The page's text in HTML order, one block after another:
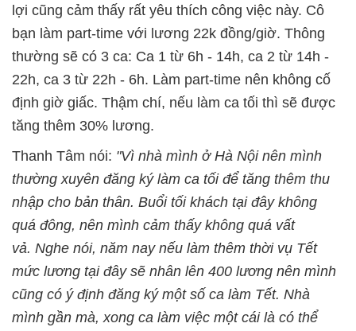
lợi cũng cảm thấy rất yêu thích công việc này. Cô
bạn làm part-time với lương 22k đồng/giờ. Thông
thường sẽ có 3 ca: Ca 1 từ 6h - 14h, ca 2 từ 14h -
22h, ca 3 từ 22h - 6h. Làm part-time nên không cố
định giờ giấc. Thậm chí, nếu làm ca tối thì sẽ được
tăng thêm 30% lương.
Thanh Tâm nói: "Vì nhà mình ở Hà Nội nên mình
thường xuyên đăng ký làm ca tối để tăng thêm thu
nhập cho bản thân. Buổi tối khách tại đây không
quá đông, nên mình cảm thấy không quá vất
vả. Nghe nói, năm nay nếu làm thêm thời vụ Tết
mức lương tại đây sẽ nhân lên 400 lương nên mình
cũng có ý định đăng ký một số ca làm Tết. Nhà
mình gần mà, xong ca làm việc một cái là có thể